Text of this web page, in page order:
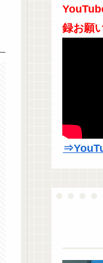
録お願